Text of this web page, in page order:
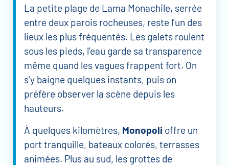
La petite plage de Lama Monachile, serrée
entre deux parois rocheuses, reste l’un des
lieux les plus fréquentés. Les galets roulent
sous les pieds, l’eau garde sa transparence
même quand les vagues frappent fort. On
s’y baigne quelques instants, puis on
préfère observer la scène depuis les
hauteurs.
À quelques kilomètres, Monopoli offre un
port tranquille, bateaux colorés, terrasses
animées. Plus au sud, les grottes de